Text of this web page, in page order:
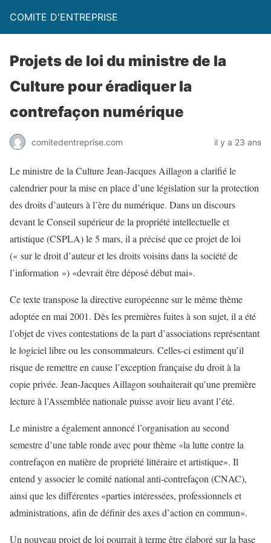
COMITE D'ENTREPRISE
Projets de loi du ministre de la
Culture pour éradiquer la
contrefaçon numérique
comitedentreprise.com il y a 23 ans
Le ministre de la Culture Jean-Jacques Aillagon a clarifié le
calendrier pour la mise en place d’une législation sur la protection
des droits d’auteurs à l’ère du numérique. Dans un discours
devant le Conseil supérieur de la propriété intellectuelle et
artistique (CSPLA) le 5 mars, il a précisé que ce projet de loi
(« sur le droit d’auteur et les droits voisins dans la société de
l’information ») «devrait être déposé début mai».
Ce texte transpose la directive européenne sur le même thème
adoptée en mai 2001. Dès les premières fuites à son sujet, il a été
l’objet de vives contestations de la part d’associations représentant
le logiciel libre ou les consommateurs. Celles-ci estiment qu’il
risque de remettre en cause l’exception française du droit à la
copie privée. Jean-Jacques Aillagon souhaiterait qu’une première
lecture à l’Assemblée nationale puisse avoir lieu avant l’été.
Le ministre a également annoncé l’organisation au second
semestre d’une table ronde avec pour thème «la lutte contre la
contrefaçon en matière de propriété littéraire et artistique». Il
entend y associer le comité national anti-contrefaçon (CNAC),
ainsi que les différentes «parties intéressées, professionnels et
administrations, afin de définir des axes d’action en commun».
Un nouveau projet de loi pourrait à terme être élaboré sur la base